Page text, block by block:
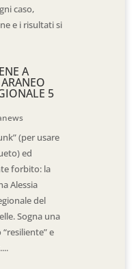
caso,
e i risultati si
A
5
(per usare
ed
forbito: la
Alessia
del
Sogna una
e